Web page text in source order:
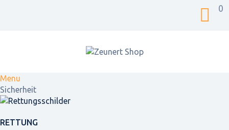
0
Menu
Sicherheit
RETTUNG